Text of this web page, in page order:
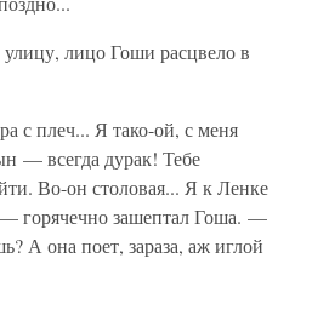
лицо Гоши расцвело в
с плеч... Я тако-ой, с меня
— всегда дурак! Тебе
Во-он столовая... Я к Ленке
горячечно зашептал Гоша. —
А она поет, зараза, аж иглой